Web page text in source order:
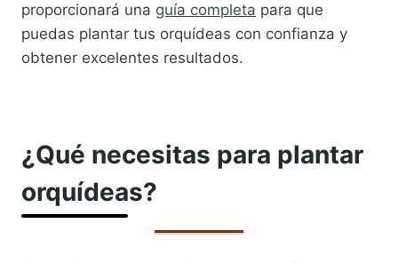
proporcionará una guía completa para que
puedas plantar tus orquídeas con confianza y
obtener excelentes resultados.
¿Qué necesitas para plantar
orquídeas?